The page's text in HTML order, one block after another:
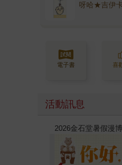
呀哈★吉伊
電子書 喜
活動訊息
【父親節禮物展】5